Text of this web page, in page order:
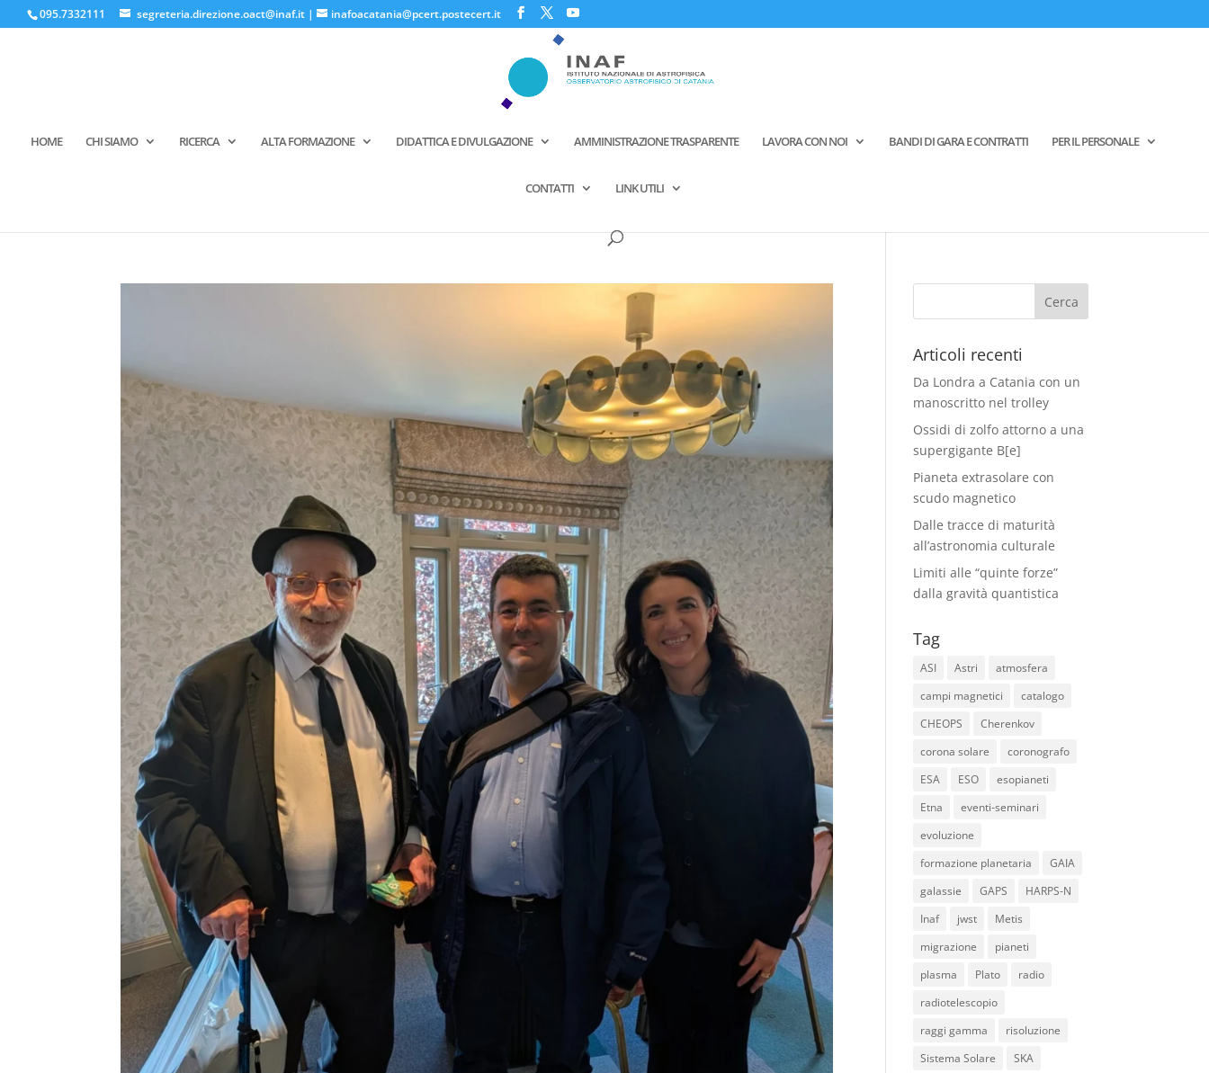
095.7332111 segreteria.direzione.oact@inaf.it | inafoacatania@pcert.postecert.it
HOME CHI SIAMO RICERCA ALTA FORMAZIONE DIDATTICA E DIVULGAZIONE AMMINISTRAZIONE TRASPARENTE LAVORA CON NOI BANDI DI GARA E CONTRATTI PER IL PERSONALE
CONTATTI LINK UTILI
Articoli recenti
Da Londra a Catania con un
manoscritto nel trolley
Ossidi di zolfo attorno a una
supergigante B[e]
Pianeta extrasolare con
scudo magnetico
Dalle tracce di maturità
all’astronomia culturale
Limiti alle “quinte forze”
dalla gravità quantistica
Tag
ASI Astri
atmosfera
campi magnetici
catalogo
CHEOPS
Cherenkov
corona solare
coronografo
ESA
ESO
esopianeti
Etna
eventi-seminari
evoluzione
formazione planetaria
GAIA
galassie
GAPS
HARPS-N
Inaf
jwst
Metis
migrazione
pianeti
plasma
Plato
radio
radiotelescopio
raggi gamma
risoluzione
Sistema Solare
SKA